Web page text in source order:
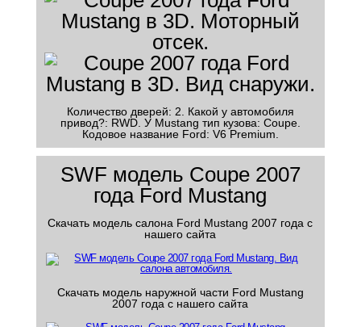
Количество дверей: 2. Какой у автомобиля
привод?: RWD. У Mustang тип кузова: Coupe.
Кодовое название Ford: V6 Premium.
SWF модель Coupe 2007
года Ford Mustang
Скачать модель салона Ford Mustang 2007 года с
нашего сайта
Скачать модель наружной части Ford Mustang
2007 года с нашего сайта